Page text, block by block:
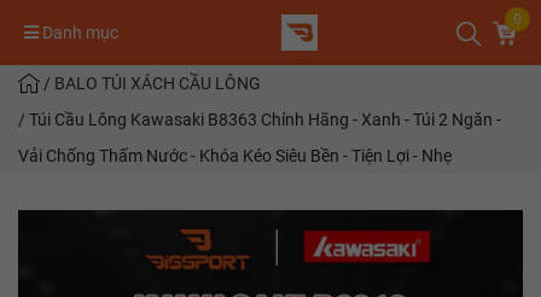
Danh mục
0
/ BALO TÚI XÁCH CẦU LÔNG
/ Túi Cầu Lông Kawasaki B8363 Chính Hãng - Xanh - Túi 2 Ngăn -
Vải Chống Thấm Nước - Khóa Kéo Siêu Bền - Tiện Lợi - Nhẹ